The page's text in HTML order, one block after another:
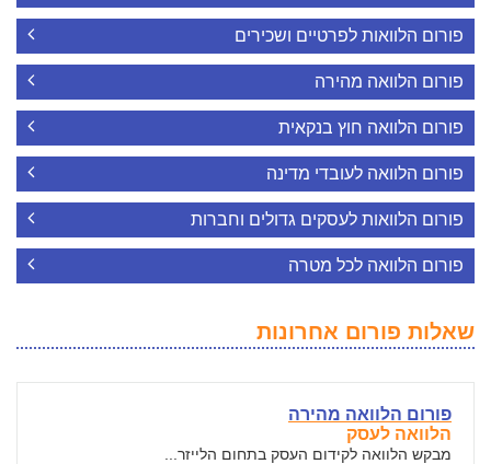
פורום הלוואות לפרטיים ושכירים
פורום הלוואה מהירה
פורום הלוואה חוץ בנקאית
פורום הלוואה לעובדי מדינה
פורום הלוואות לעסקים גדולים וחברות
פורום הלוואה לכל מטרה
שאלות פורום אחרונות
פורום הלוואה מהירה
הלוואה לעסק
מבקש הלוואה לקידום העסק בתחום הלייזר...